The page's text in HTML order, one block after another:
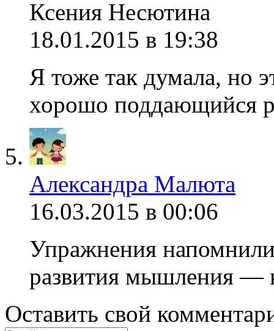
Ксения Несютина
18.01.2015 в 19:38
Я тоже так думала, но
хорошо поддающийся
Александра Малюта
16.03.2015 в 00:06
Упражнения
развития мышления —
Оставить свой